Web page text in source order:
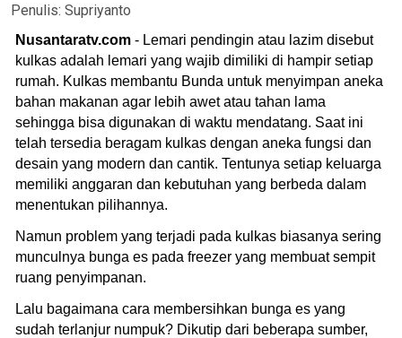
Penulis: Supriyanto
Nusantaratv.com - Lemari pendingin atau lazim disebut
kulkas adalah lemari yang wajib dimiliki di hampir setiap
rumah. Kulkas membantu Bunda untuk menyimpan aneka
bahan makanan agar lebih awet atau tahan lama
sehingga bisa digunakan di waktu mendatang. Saat ini
telah tersedia beragam kulkas dengan aneka fungsi dan
desain yang modern dan cantik. Tentunya setiap keluarga
memiliki anggaran dan kebutuhan yang berbeda dalam
menentukan pilihannya.
Namun problem yang terjadi pada kulkas biasanya sering
munculnya bunga es pada freezer yang membuat sempit
ruang penyimpanan.
Lalu bagaimana cara membersihkan bunga es yang
sudah terlanjur numpuk? Dikutip dari beberapa sumber,